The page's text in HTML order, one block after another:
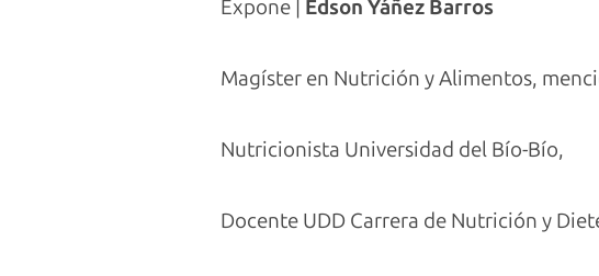
Expone | Edson Yáñez Barros
Magíster en Nutrición y Alimentos,
Nutricionista Universidad del Bío-Bío,
Docente UDD Carrera de Nutrición y